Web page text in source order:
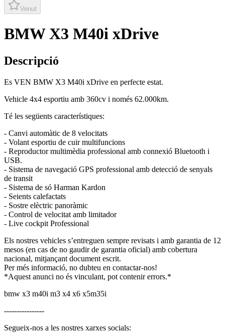
Venut
BMW X3 M40i xDrive
Descripció
Es VEN BMW X3 M40i xDrive en perfecte estat.
Vehicle 4x4 esportiu amb 360cv i només 62.000km.
Té les següents característiques:
- Canvi automàtic de 8 velocitats
- Volant esportiu de cuir multifuncions
- Reproductor multimèdia professional amb connexió Bluetooth i
USB.
- Sistema de navegació GPS professional amb detecció de senyals
de transit
- Sistema de só Harman Kardon
- Seients calefactats
- Sostre elèctric panoràmic
- Control de velocitat amb limitador
- Live cockpit Professional
Els nostres vehicles s’entreguen sempre revisats i amb garantia de 12
mesos (en cas de no gaudir de garantia oficial) amb cobertura
nacional, mitjançant document escrit.
Per més informació, no dubteu en contactar-nos!
*Aquest anunci no és vinculant, pot contenir errors.*
bmw x3 m40i m3 x4 x6 x5m35i
----------------
Segueix-nos a les nostres xarxes socials: